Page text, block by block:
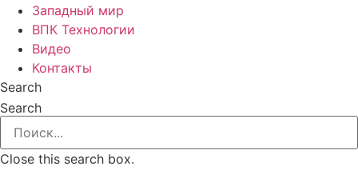
Западный мир
ВПК Технологии
Видео
Контакты
Search
Search
Close this search box.